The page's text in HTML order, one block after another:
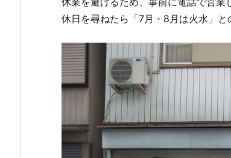
休日を尋ねたら「7月・8月は火水」と